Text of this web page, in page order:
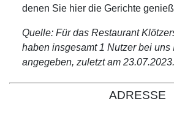
denen Sie hier die Gerichte
Quelle: Für das Restaurant
haben insgesamt 1 Nutzer bei uns
angegeben, zuletzt am 23.07.2023.
ADRESSE